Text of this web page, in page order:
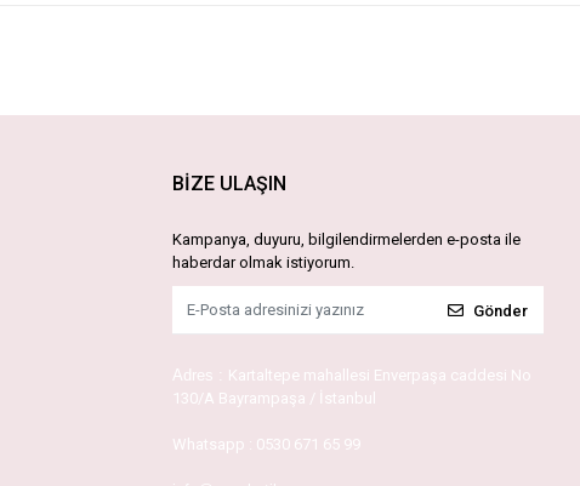
BİZE ULAŞIN
Kampanya, duyuru, bilgilendirmelerden e-posta ile
haberdar olmak istiyorum.
Gönder
Adres : Kartaltepe mahallesi Enverpaşa caddesi No
130/A Bayrampaşa / İstanbul
Whatsapp : 0530 671 65 99